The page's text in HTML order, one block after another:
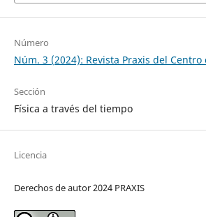
Número
Núm. 3 (2024): Revista Praxis del Centro
Sección
Física a través del tiempo
Licencia
Derechos de autor 2024 PRAXIS